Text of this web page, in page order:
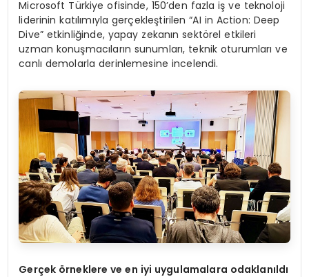
Microsoft Türkiye ofisinde, 150’den fazla iş ve teknoloji
liderinin katılımıyla gerçekleştirilen “AI in Action: Deep
Dive” etkinliğinde, yapay zekanın sektörel etkileri
uzman konuşmacıların sunumları, teknik oturumları ve
canlı demolarla derinlemesine incelendi.
Gerçek örneklere ve en iyi uygulamalara odaklanıldı